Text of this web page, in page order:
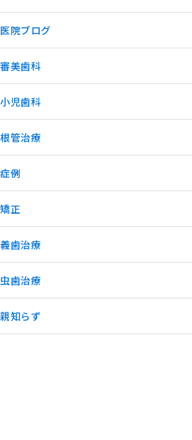
医院ブログ
審美歯科
小児歯科
根管治療
症例
矯正
義歯治療
虫歯治療
親知らず